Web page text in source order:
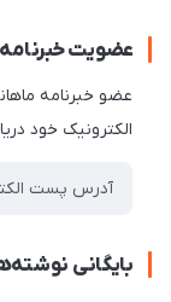
عضویت خبرنامه
عضو خبرنامه
الکترونیک خود
بایگانی